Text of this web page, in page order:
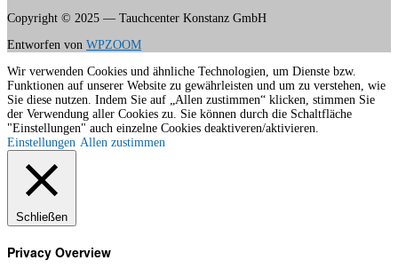
Copyright © 2025 — Tauchcenter Konstanz GmbH
Entworfen von WPZOOM
Wir verwenden Cookies und ähnliche Technologien, um Dienste bzw.
Funktionen auf unserer Website zu gewährleisten und um zu verstehen, wie
Sie diese nutzen. Indem Sie auf „Allen zustimmen“ klicken, stimmen Sie
der Verwendung aller Cookies zu. Sie können durch die Schaltfläche
"Einstellungen" auch einzelne Cookies deaktiveren/aktivieren.
Einstellungen Allen zustimmen
Schließen
Privacy Overview